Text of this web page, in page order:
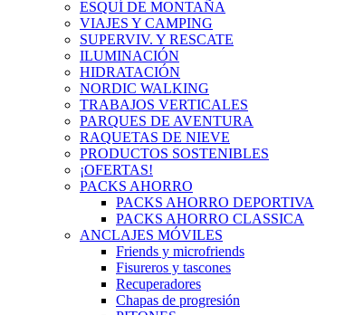
ESQUÍ DE MONTAÑA
VIAJES Y CAMPING
SUPERVIV. Y RESCATE
ILUMINACIÓN
HIDRATACIÓN
NORDIC WALKING
TRABAJOS VERTICALES
PARQUES DE AVENTURA
RAQUETAS DE NIEVE
PRODUCTOS SOSTENIBLES
¡OFERTAS!
PACKS AHORRO
PACKS AHORRO DEPORTIVA
PACKS AHORRO CLASSICA
ANCLAJES MÓVILES
Friends y microfriends
Fisureros y tascones
Recuperadores
Chapas de progresión